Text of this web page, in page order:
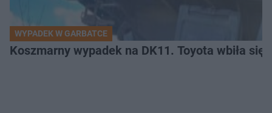
WYPADEK W GARBATCE
Koszmarny wypadek na DK11. Toyota wbiła się